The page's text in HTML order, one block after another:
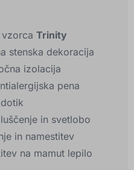
Trinity
stenska dekoracija
izolacija
pena
in svetlobo
in namestitev
na mamut lepilo